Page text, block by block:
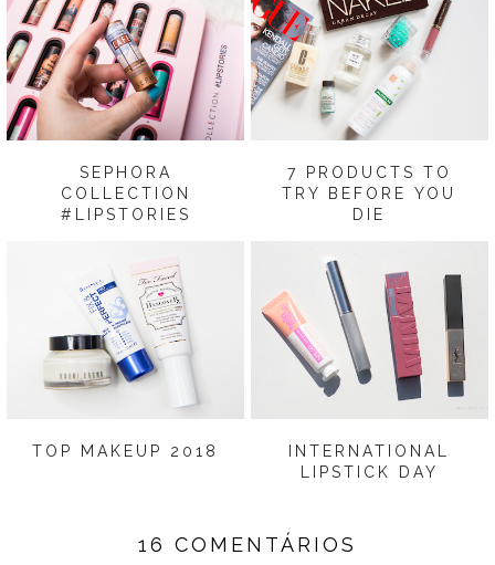
SEPHORA
COLLECTION
#LIPSTORIES
7 PRODUCTS TO
TRY BEFORE YOU
DIE
TOP MAKEUP 2018
INTERNATIONAL
LIPSTICK DAY
16 COMENTÁRIOS